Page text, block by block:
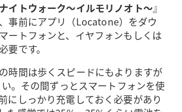
イトウォーク～イルモリノオト～』
事前にアプリ（Locatone）をダウ
ートフォンと、イヤフォンもしくは
要です。
時間は歩くスピードにもよりますが
。その間ずっとスマートフォンを使
にしっかり充電しておく必要があり